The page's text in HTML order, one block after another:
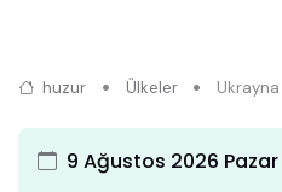
huzur Ülkeler Ukrayna
9 Ağustos 2026 Pazar